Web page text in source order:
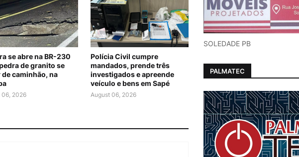
se abre na BR-230
de granito se
caminhão, na
06, 2026
Polícia Civil cumpre
mandados, prende três
investigados e apreende
veículo e bens em Sapé
August 06, 2026
SOLEDADE PB
PALMATEC